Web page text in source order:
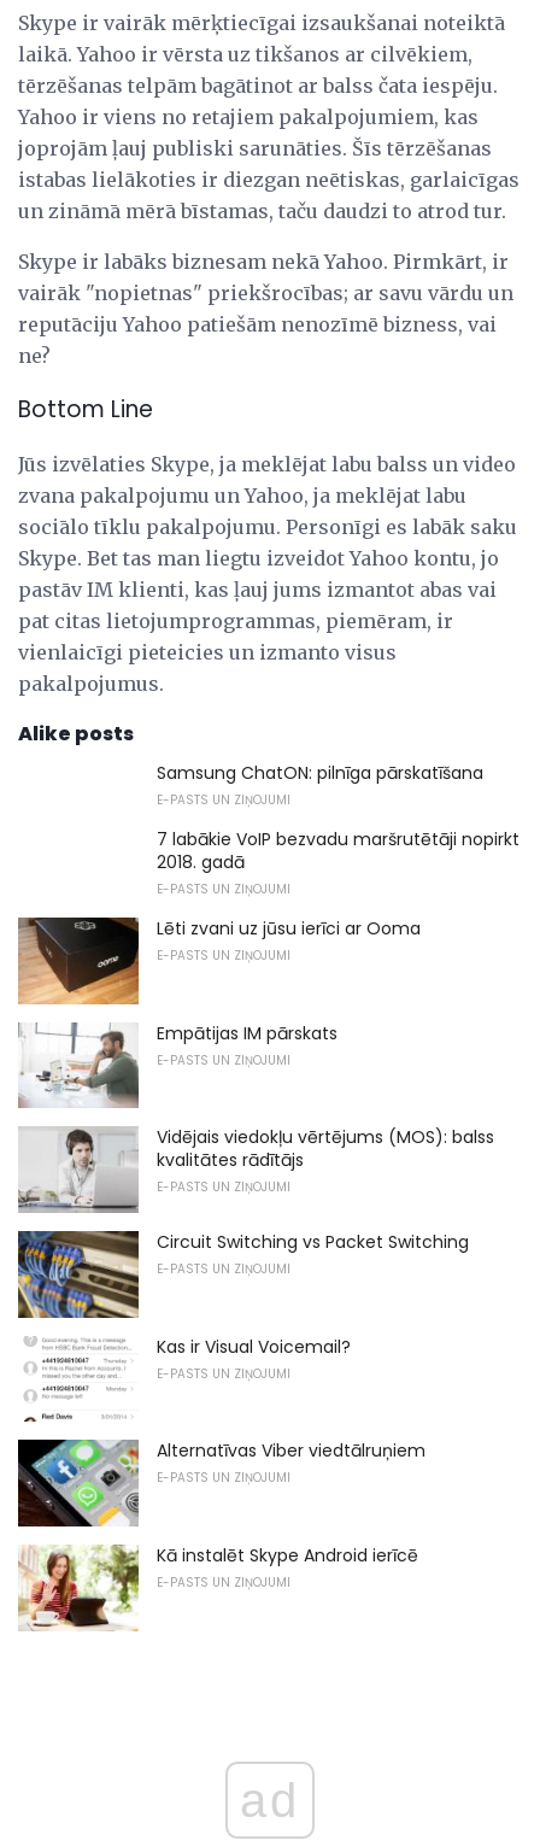
Skype ir vairāk mērķtiecīgai izsaukšanai noteiktā
laikā. Yahoo ir vērsta uz tikšanos ar cilvēkiem,
tērzēšanas telpām bagātinot ar balss čata iespēju.
Yahoo ir viens no retajiem pakalpojumiem, kas
joprojām ļauj publiski sarunāties. Šīs tērzēšanas
istabas lielākoties ir diezgan neētiskas, garlaicīgas
un zināmā mērā bīstamas, taču daudzi to atrod tur.
Skype ir labāks biznesam nekā Yahoo. Pirmkārt, ir
vairāk "nopietnas" priekšrocības; ar savu vārdu un
reputāciju Yahoo patiešām nenozīmē bizness, vai
ne?
Bottom Line
Jūs izvēlaties Skype, ja meklējat labu balss un video
zvana pakalpojumu un Yahoo, ja meklējat labu
sociālo tīklu pakalpojumu. Personīgi es labāk saku
Skype. Bet tas man liegtu izveidot Yahoo kontu, jo
pastāv IM klienti, kas ļauj jums izmantot abas vai
pat citas lietojumprogrammas, piemēram, ir
vienlaicīgi pieteicies un izmanto visus
pakalpojumus.
Alike posts
Samsung ChatON: pilnīga pārskatīšana
E-PASTS UN ZIŅOJUMI
7 labākie VoIP bezvadu maršrutētāji nopirkt
2018. gadā
E-PASTS UN ZIŅOJUMI
Lēti zvani uz jūsu ierīci ar Ooma
E-PASTS UN ZIŅOJUMI
Empātijas IM pārskats
E-PASTS UN ZIŅOJUMI
Vidējais viedokļu vērtējums (MOS): balss
kvalitātes rādītājs
E-PASTS UN ZIŅOJUMI
Circuit Switching vs Packet Switching
E-PASTS UN ZIŅOJUMI
Kas ir Visual Voicemail?
E-PASTS UN ZIŅOJUMI
Alternatīvas Viber viedtālruņiem
E-PASTS UN ZIŅOJUMI
Kā instalēt Skype Android ierīcē
E-PASTS UN ZIŅOJUMI
ad